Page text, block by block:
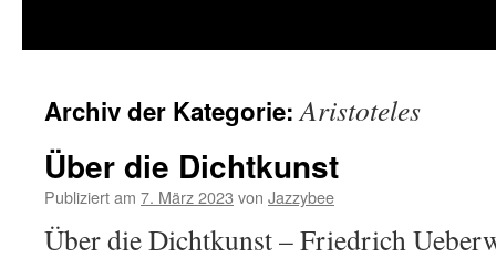
Archiv der Kategorie:Aristoteles
Über die Dichtkunst
Publiziert am 7. März 2023 von Jazzybee
Über die Dichtkunst – Friedrich